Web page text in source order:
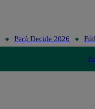
Perú Decide 2026